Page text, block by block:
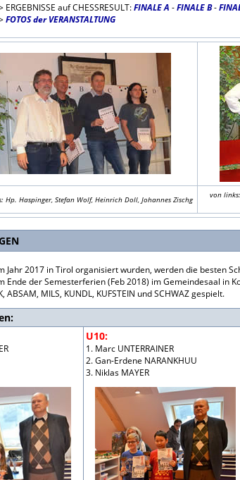
ERGEBNISSE auf CHESSRESULT:FINALE A -FINALE B-
FOTOS der VERANSTALTUNG
Hp. Haspinger, Stefan Wolf, Heinrich Doll, Johannes Zischg von
2017 in Tirol organisiert wurden, werden die besten
der Semesterferien (Feb 2018) im Gemeindesaal in
MILS, KUNDL, KUFSTEIN und SCHWAZ gespielt.
U10:
1. Marc UNTERRAINER
2. Gan-Erdene NARANKHUU
3. Niklas MAYER